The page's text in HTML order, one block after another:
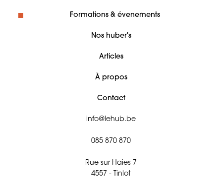
Formations & évenements
Nos huber's
Articles
À propos
Contact
info@lehub.be
085 870 870
Rue sur Haies 7
4557 - Tinlot